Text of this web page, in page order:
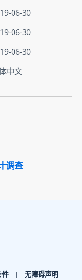
06-30
06-30
06-30
中文
调查
件 无障碍声明